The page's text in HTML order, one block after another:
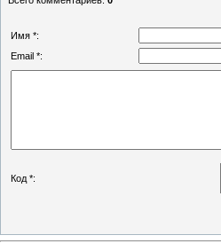
Имя *:
Email *:
Код *: